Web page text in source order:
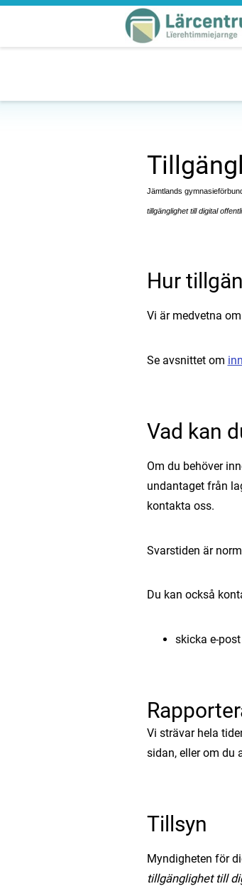
Jämtlands
tillgänglighet till digital
Hur
Vi är medvetna
Se avsnittet om
Vad kan
Om du behöver
undantaget från
kontakta oss.
Svarstiden är
Du kan också
skicka e-
Vi strävar hela
sidan, eller om du
Tillsyn
Myndigheten för
tillgänglighet till